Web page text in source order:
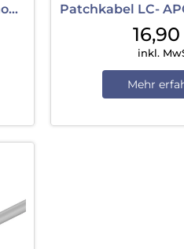
Patchkabel LC-
7,5 m
16,90
inkl.
Mehr